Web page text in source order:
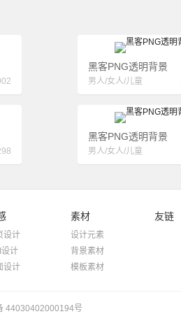
黑客PNG透明背景
男人/女人/儿童
黑客PNG透明背景
男人/女人/儿童
设计
计
设计
素材
设计元素
背景素材
模板素材
友链
44030402000194号